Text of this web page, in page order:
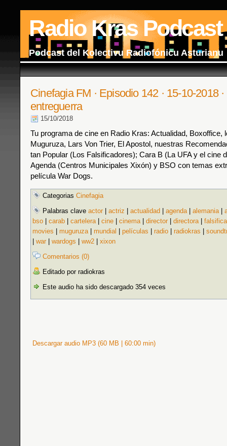
Radio Kras Podcast
Podcast del Kolectivu Radiofónicu Asturianu
Cinefagia FM · Episodio 142 · 15-10-2018
entreguerra
15/10/2018
Tu programa de cine en Radio Kras: Actualidad, Boxoffice,
Muguruza, Lars Von Trier, El Apostol, nuestras
tan Popular (Los Falsificadores); Cara B (La UFA y el cine
Agenda (Centros Municipales Xixón) y BSO con temas
película War Dogs.
Categorias Cinefagia
Palabras clave actor actriz actualidad agenda| alemania|
bso
carab cartelera| cine cinema| director directora|
movies
muguruza| mundial películas radio radiokras
war wardogs ww2
xixon
Comentarios (0)
Editado por radiokras
Este audio ha sido descargado 354 veces
Descargar audio MP3 (60 MB | 60:00 min)